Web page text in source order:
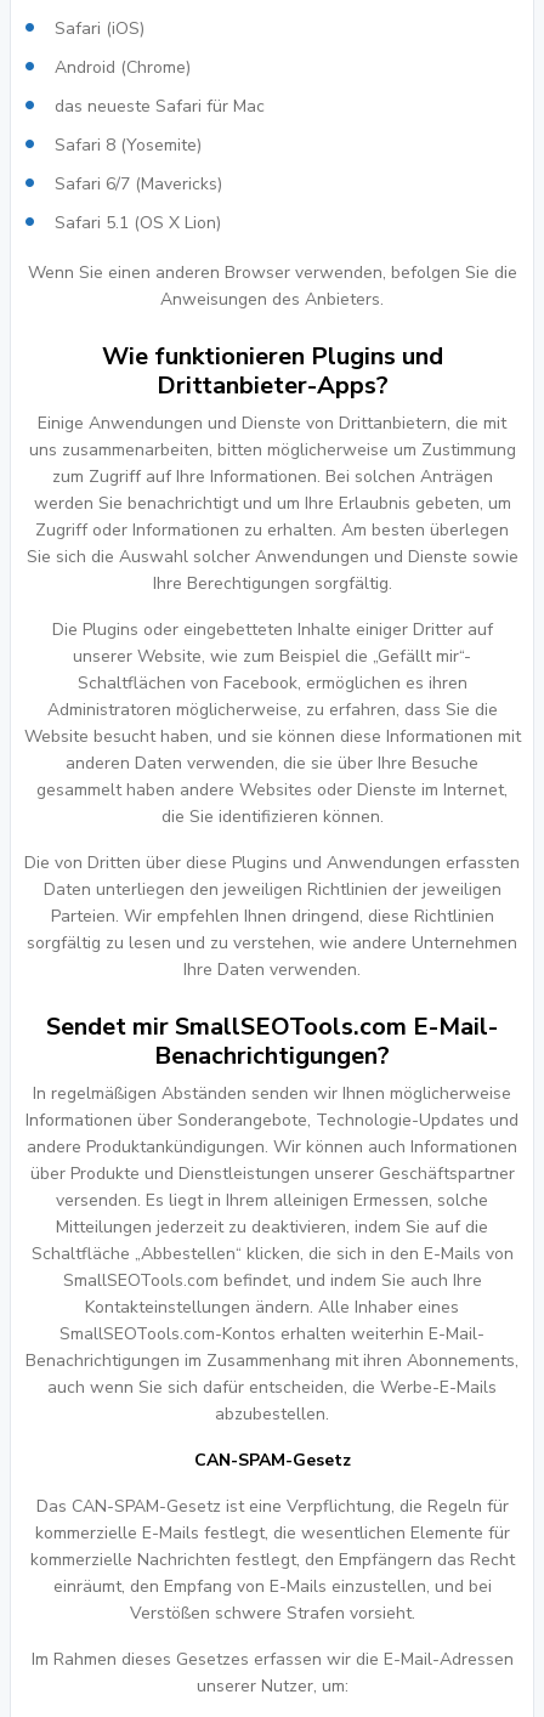
Safari (iOS)
Android (Chrome)
das neueste Safari für Mac
Safari 8 (Yosemite)
Safari 6/7 (Mavericks)
Safari 5.1 (OS X Lion)
Wenn Sie einen anderen Browser verwenden, befolgen Sie die
Anweisungen des Anbieters.
Wie funktionieren Plugins und
Drittanbieter-Apps?
Einige Anwendungen und Dienste von Drittanbietern, die mit
uns zusammenarbeiten, bitten möglicherweise um Zustimmung
zum Zugriff auf Ihre Informationen. Bei solchen Anträgen
werden Sie benachrichtigt und um Ihre Erlaubnis gebeten, um
Zugriff oder Informationen zu erhalten. Am besten überlegen
Sie sich die Auswahl solcher Anwendungen und Dienste sowie
Ihre Berechtigungen sorgfältig.
Die Plugins oder eingebetteten Inhalte einiger Dritter auf
unserer Website, wie zum Beispiel die „Gefällt mir“-
Schaltflächen von Facebook, ermöglichen es ihren
Administratoren möglicherweise, zu erfahren, dass Sie die
Website besucht haben, und sie können diese Informationen mit
anderen Daten verwenden, die sie über Ihre Besuche
gesammelt haben andere Websites oder Dienste im Internet,
die Sie identifizieren können.
Die von Dritten über diese Plugins und Anwendungen erfassten
Daten unterliegen den jeweiligen Richtlinien der jeweiligen
Parteien. Wir empfehlen Ihnen dringend, diese Richtlinien
sorgfältig zu lesen und zu verstehen, wie andere Unternehmen
Ihre Daten verwenden.
Sendet mir SmallSEOTools.com E-Mail-
Benachrichtigungen?
In regelmäßigen Abständen senden wir Ihnen möglicherweise
Informationen über Sonderangebote, Technologie-Updates und
andere Produktankündigungen. Wir können auch Informationen
über Produkte und Dienstleistungen unserer Geschäftspartner
versenden. Es liegt in Ihrem alleinigen Ermessen, solche
Mitteilungen jederzeit zu deaktivieren, indem Sie auf die
Schaltfläche „Abbestellen“ klicken, die sich in den E-Mails von
SmallSEOTools.com befindet, und indem Sie auch Ihre
Kontakteinstellungen ändern. Alle Inhaber eines
SmallSEOTools.com-Kontos erhalten weiterhin E-Mail-
Benachrichtigungen im Zusammenhang mit ihren Abonnements,
auch wenn Sie sich dafür entscheiden, die Werbe-E-Mails
abzubestellen.
CAN-SPAM-Gesetz
Das CAN-SPAM-Gesetz ist eine Verpflichtung, die Regeln für
kommerzielle E-Mails festlegt, die wesentlichen Elemente für
kommerzielle Nachrichten festlegt, den Empfängern das Recht
einräumt, den Empfang von E-Mails einzustellen, und bei
Verstößen schwere Strafen vorsieht.
Im Rahmen dieses Gesetzes erfassen wir die E-Mail-Adressen
unserer Nutzer, um: